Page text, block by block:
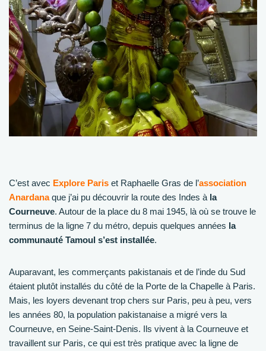
C’est avec Explore Paris et Raphaelle Gras de l’association
Anardanaque j’ai pu découvrir la route des Indes à la
Courneuve. Autour de la place du 8 mai 1945, là où se trouve le
terminus de la ligne 7 du métro, depuis quelques années la
communauté Tamoul s’est installée.
Auparavant, les commerçants pakistanais et de l’inde du Sud
étaient plutôt installés du côté de la Porte de la Chapelle à Paris.
Mais, les loyers devenant trop chers sur Paris, peu à peu, vers
les années 80, la population pakistanaise a migré vers la
Courneuve, en Seine-Saint-Denis. Ils vivent à la Courneuve et
travaillent sur Paris, ce qui est très pratique avec la ligne de